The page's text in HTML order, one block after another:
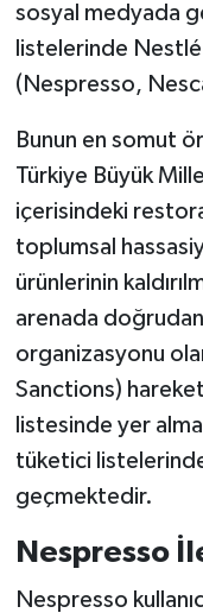
sosyal medyada
listelerinde
(Nespresso,
Bunun en somut
Türkiye Büyük
içerisindeki
toplumsal
ürünlerinin
arenada
organizasyonu
Sanctions)
listesinde yer
tüketici listelerinde
geçmektedir.
Nespresso
Nespresso